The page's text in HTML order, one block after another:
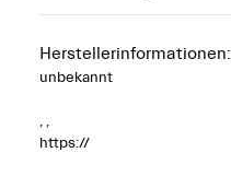
Herstellerinformationen:
unbekannt
, ,
https://